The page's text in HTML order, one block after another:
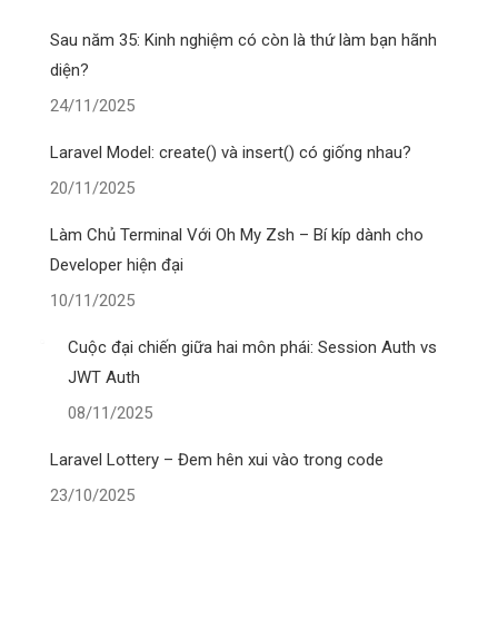
Sau năm 35: Kinh nghiệm có còn là thứ làm bạn hãnh
diện?
24/11/2025
Laravel Model: create() và insert() có giống nhau?
20/11/2025
Làm Chủ Terminal Với Oh My Zsh – Bí kíp dành cho
Developer hiện đại
10/11/2025
Cuộc đại chiến giữa hai môn phái: Session Auth vs
JWT Auth
08/11/2025
Laravel Lottery – Đem hên xui vào trong code
23/10/2025